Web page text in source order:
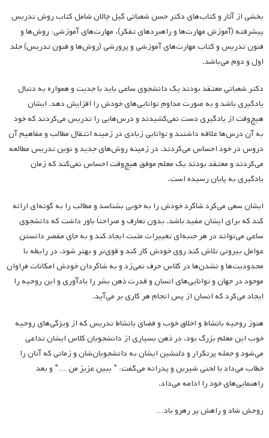
بخشی از آثار و کتاب‌های دکتر حسن شعبانی گیل چالان شامل کتاب روش تدریس
پیشرفته (آموزش مهارت‌ها و راهبردهای تفکر)، مهارت‌های آموزشی: روش‌ها و
فنون تدریس و کتاب مهارت‌های آموزشی و پرورشی (روش‌ها و فنون تدریس) جلد
اول و دوم می‌باشد.
دکتر شعبانی معتقد بودند یک دانشجوی ساعی باید با جدیت و همواره به دنبال
یادگیری باشد و به صورت مداوم توانایی‌های خودش را افزایش دهد. ایشان
هیچ‌وقت از یادگیری دست نمی‌کشیدند و درس‌هایی را تدریس می‌کردند که خود
به آن درس‌ها علاقه داشتند و توانایی زیادی در زمینه انتقال مطالب و مفاهیم آن
دروس در خود احساس می‌کردند. در زمینه روش‌های جدید و نوین تدریس مطالعه
می‌کردند و معتقد بودند یک معلم موفق هیچ‌وقت احساس نمی‌کند که زمان
یادگیری به پایان رسیده است.
ایشان سعی می‌کرد شاگرد خودش را به خوبی بشناسد و مطالب را به گونه‌ای ارائه
کند که برای ایشان مفید باشد. بدون تعارف و صراحتاً باور داشت که دانشجوی
ساعی می‌تواند در هر جنبه‌ای تغییرات مثبت ایجاد کند و به جای مقصر دانستن
عوامل بیرونی تلاش کند روی خودش کار کند و قوی‌تر و بهتر شود. در رابطه با
محدودیت‌ها و نشدن‌ها در کلاس حرف نمی‌زد و به شاگردان خودش امکانات فراوان
موجود در جهان و توانایی‌های انسان و قدرت ذهن بشر را یادآوری و این روحیه را
ایجاد می‌کرد که انسان از پس انجام هر کاری بر می‌آید.
هنوز روحیه بانشاط و اخلاق خوب و فضای بانشاط تدریس که از ویژگی‌های روحیه
خوب این معلم بزرگ بود، در ذهن بسیاری از دانشجویان کلاس ایشان تداعی
می‌شود و جمله پرتکرار و دلنشین ایشان به دانشجویان‌شان و زمانی که آنان را
خطاب می‌داد با لحنی شیرین و پدرانه می‌گفت: ” ببین عزیز من …” و بعد
راهنمایی‌های خود را ادامه می‌داد.
روحش شاد و راهش پر رهرو باد…